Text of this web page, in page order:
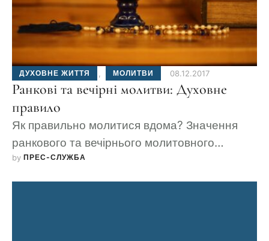
ДУХОВНЕ ЖИТТЯ МОЛИТВИ 08.12.2017
Ранкові та вечірні молитви: Духовне
правило
Як правильно молитися вдома? Значення
ранкового та вечірнього молитовного
правила.
by ПРЕС-СЛУЖБА